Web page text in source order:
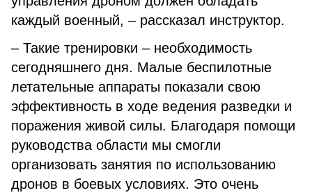
каждый военный, – рассказал инструктор.
– Такие тренировки – необходимость
сегодняшнего дня. Малые беспилотные
летательные аппараты показали свою
эффективность в ходе ведения разведки и
поражения живой силы. Благодаря помощи
руководства области мы смогли
организовать занятия по использованию
дронов в боевых условиях. Это очень